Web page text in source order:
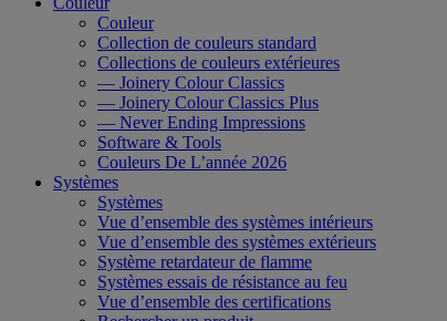
Couleur
Collection de couleurs standard
Collections de couleurs extérieures
— Joinery Colour Classics
— Joinery Colour Classics Plus
— Never Ending Impressions
Software & Tools
Couleurs De L’année 2026
Systèmes
Systèmes
Vue d’ensemble des systèmes intérieurs
Vue d’ensemble des systèmes extérieurs
Système retardateur de flamme
Systèmes essais de résistance au feu
Vue d’ensemble des certifications